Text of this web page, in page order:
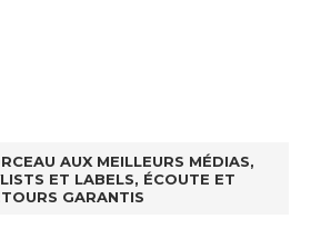
AUX MEILLEURS MÉDIAS,
ET LABELS, ÉCOUTE ET
GARANTIS